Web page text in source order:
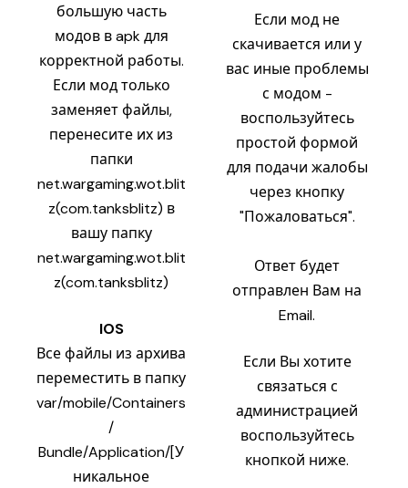
большую часть
модов в apk для
корректной работы.
Если мод только
заменяет файлы,
перенесите их из
папки
net.wargaming.wot.blit
z(com.tanksblitz) в
вашу папку
net.wargaming.wot.blit
z(com.tanksblitz)
IOS
Все файлы из архива
переместить в папку
var/mobile/Containers
/
Bundle/Application/[У
никальное
Если мод не
скачивается или у
вас иные проблемы
с модом -
воспользуйтесь
простой формой
для подачи жалобы
через кнопку
"Пожаловаться".
Ответ будет
отправлен Вам на
Email.
Если Вы хотите
связаться с
администрацией
воспользуйтесь
кнопкой ниже.